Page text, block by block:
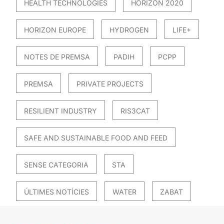
HEALTH TECHNOLOGIES HORIZON 2020
HORIZON EUROPE HYDROGEN LIFE+
NOTES DE PREMSA PADIH PCPP
PREMSA PRIVATE PROJECTS
RESILIENT INDUSTRY RIS3CAT
SAFE AND SUSTAINABLE FOOD AND FEED
SENSE CATEGORIA STA
ÚLTIMES NOTÍCIES WATER ZABAT